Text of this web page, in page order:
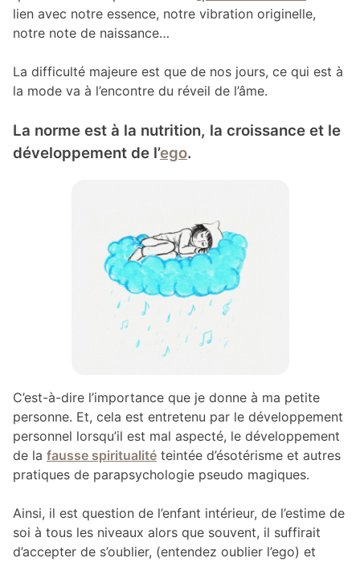
lien avec notre essence, notre vibration originelle,
notre note de naissance…
La difficulté majeure est que de nos jours, ce qui est à
la mode va à l’encontre du réveil de l’âme.
La norme est à la nutrition, la croissance et le
développement de l’ego.
C’est-à-dire l’importance que je donne à ma petite
personne. Et, cela est entretenu par le développement
personnel lorsqu’il est mal aspecté, le développement
de la fausse spiritualité teintée d’ésotérisme et autres
pratiques de parapsychologie pseudo magiques.
Ainsi, il est question de l’enfant intérieur, de l’estime de
soi à tous les niveaux alors que souvent, il suffirait
d’accepter de s’oublier, (entendez oublier l’ego) et